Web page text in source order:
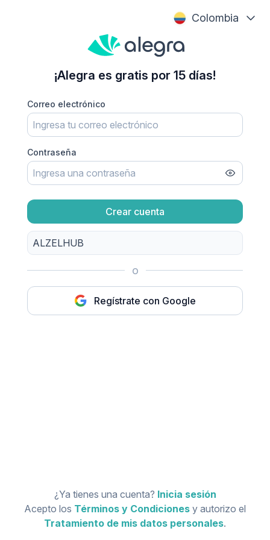
Colombia
¡Alegra es gratis por 15 días!
Correo electrónico
Contraseña
Crear cuenta
o
Regístrate con Google
¿Ya tienes una cuenta? Inicia sesión
Acepto los Términos y Condiciones y autorizo el
Tratamiento de mis datos personales.